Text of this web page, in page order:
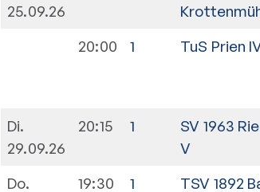
25.09.26
20:00
1 TuS Prien
Di.
29.09.26
20:15 1
SV 1963
V
Do.
19:30 1
TSV 1892